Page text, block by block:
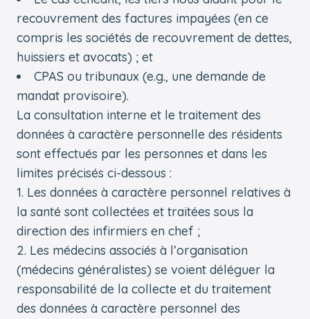
recouvrement des factures impayées (en ce
compris les sociétés de recouvrement de dettes,
huissiers et avocats) ; et
CPAS ou tribunaux (e.g., une demande de
mandat provisoire).
La consultation interne et le traitement des
données à caractère personnelle des résidents
sont effectués par les personnes et dans les
limites précisés ci-dessous :
Les données à caractère personnel relatives à
la santé sont collectées et traitées sous la
direction des infirmiers en chef ;
Les médecins associés à l’organisation
(médecins généralistes) se voient déléguer la
responsabilité de la collecte et du traitement
des données à caractère personnel des